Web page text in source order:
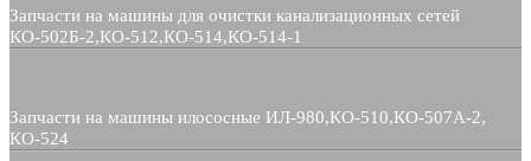
Запчасти на машины для очистки канализационных сетей
КО-502Б-2,КО-512,КО-514,КО-514-1
Запчасти на машины илососные ИЛ-980,КО-510,КО-507А-2,
КО-524